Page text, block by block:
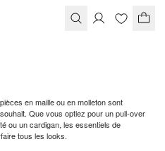
en maille ou en molleton sont
Que vous optiez pour un pull-over
ou un cardigan, les essentiels de
tous les looks.